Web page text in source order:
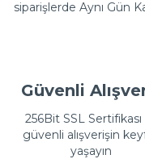
siparişlerde Aynı Gün
Güvenli
256Bit SSL Sertifikası
güvenli alışverişin
yaşayın